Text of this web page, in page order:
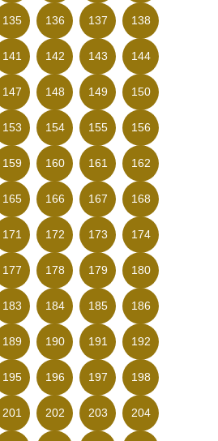
135 136 137 138
141 142 143 144
147 148 149 150
153 154 155 156
159 160 161 162
165 166 167 168
171 172 173 174
177 178 179 180
183 184 185 186
189 190 191 192
195 196 197 198
201 202 203 204